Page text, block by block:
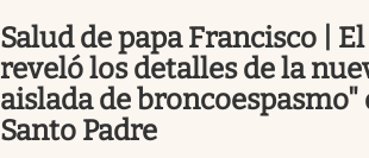
Pc y celular
Vida y estilo
Salud de papa Francisco |
reveló los detalles de la
aislada de
Santo Padre